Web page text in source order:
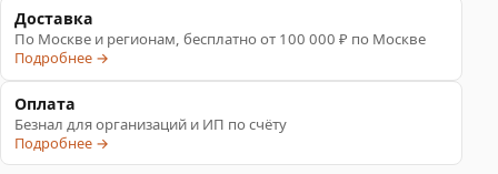
Доставка
По Москве и регионам, бесплатно от 100 000 ₽ по Москве
Подробнее →
Оплата
Безнал для организаций и ИП по счёту
Подробнее →